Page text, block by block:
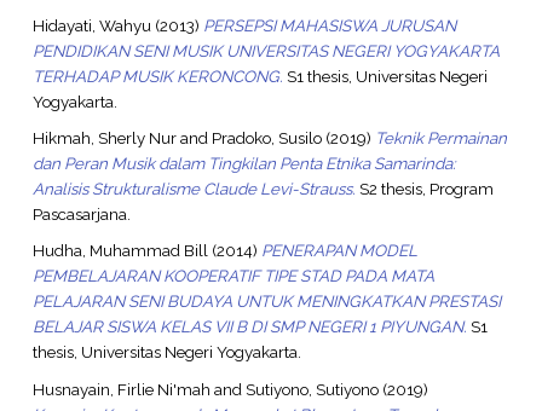
Hidayati, Wahyu (2013) PERSEPSI MAHASISWA JURUSAN
PENDIDIKAN SENI MUSIK UNIVERSITAS NEGERI YOGYAKARTA
TERHADAP MUSIK KERONCONG. S1 thesis, Universitas Negeri
Yogyakarta.
Hikmah, Sherly Nurand Pradoko, Susilo(2019) Teknik Permainan
dan Peran Musik dalam Tingkilan Penta Etnika Samarinda:
Analisis Strukturalisme Claude Levi-Strauss. S2 thesis, Program
Pascasarjana.
Hudha, Muhammad Bill(2014) PENERAPAN MODEL
PEMBELAJARAN KOOPERATIF TIPE STAD PADA MATA
PELAJARAN SENI BUDAYA UNTUK MENINGKATKAN PRESTASI
BELAJAR SISWA KELAS VII B DI SMP NEGERI 1 PIYUNGAN. S1
thesis, Universitas Negeri Yogyakarta.
Husnayain, Firlie Ni'mah and Sutiyono, Sutiyono(2019)